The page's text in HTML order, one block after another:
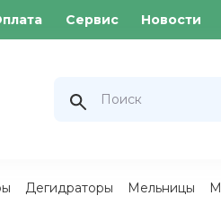
Сервис Новости
Дегидраторы Мельницы